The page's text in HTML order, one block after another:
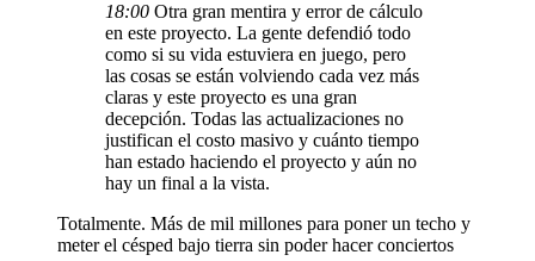
18:00 Otra gran mentira y error de cálculo
en este proyecto. La gente defendió todo
como si su vida estuviera en juego, pero
las cosas se están volviendo cada vez más
claras y este proyecto es una gran
decepción. Todas las actualizaciones no
justifican el costo masivo y cuánto tiempo
han estado haciendo el proyecto y aún no
hay un final a la vista.
Totalmente. Más de mil millones para poner un techo y
meter el césped bajo tierra sin poder hacer conciertos